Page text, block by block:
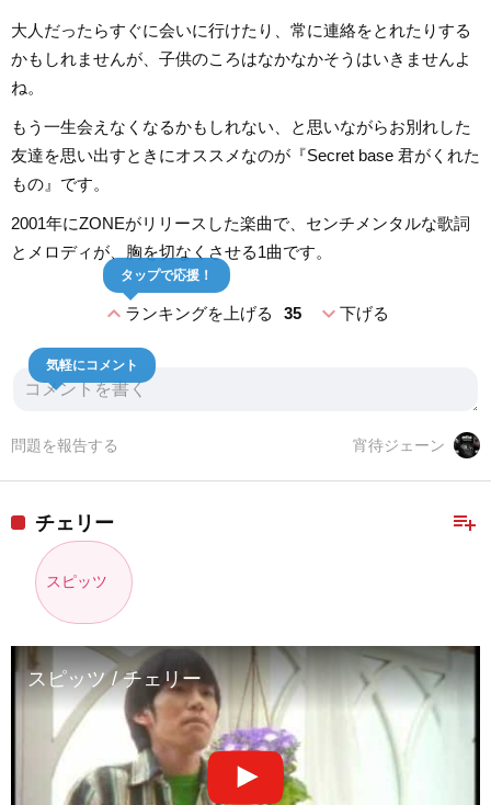
大人だったらすぐに会いに行けたり、常に連絡をとれたりする
かもしれませんが、子供のころはなかなかそうはいきませんよ
ね。
もう一生会えなくなるかもしれない、と思いながらお別れした
友達を思い出すときにオススメなのが『Secret base 君がくれた
もの』です。
2001年にZONEがリリースした楽曲で、センチメンタルな歌詞
とメロディが、胸を切なくさせる1曲です。
expand_lessランキングを上げる 35
タップで応援！
expand_more下げる
気軽にコメント
宵待ジェーン
問題を報告する
playlist_add
チェリー
スピッツ
スピッツ / チェリー